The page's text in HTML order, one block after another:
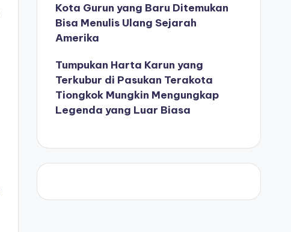
Kota Gurun yang Baru Ditemukan
Bisa Menulis Ulang Sejarah
Amerika
Tumpukan Harta Karun yang
Terkubur di Pasukan Terakota
Tiongkok Mungkin Mengungkap
Legenda yang Luar Biasa